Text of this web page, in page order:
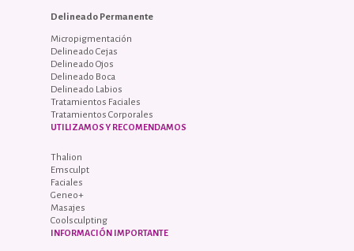
Delineado Permanente
Micropigmentación
Delineado Cejas
Delineado Ojos
Delineado Boca
Delineado Labios
Tratamientos Faciales
Tratamientos Corporales
UTILIZAMOS Y RECOMENDAMOS
Thalion
Emsculpt
Faciales
Geneo+
Masajes
Coolsculpting
INFORMACIÓN IMPORTANTE